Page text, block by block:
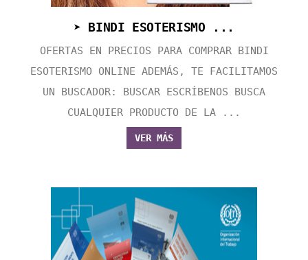
➤ BINDI ESOTERISMO ...
OFERTAS EN PRECIOS PARA COMPRAR BINDI
ESOTERISMO ONLINE ADEMÁS, TE FACILITAMOS
UN BUSCADOR: BUSCAR ESCRÍBENOS BUSCA
CUALQUIER PRODUCTO DE LA ...
VER MÁS